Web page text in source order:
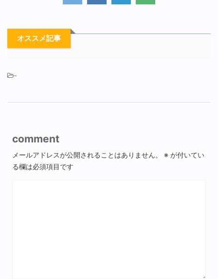
オススメ記事
-
comment
メールアドレスが公開されることはありません。 ※ が付いてい
る欄は必須項目です